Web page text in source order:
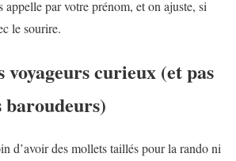
appelle par votre prénom, et on ajuste, si
le sourire.
curieux (et pas
baroudeurs)
d’avoir des mollets taillés pour la rando ni